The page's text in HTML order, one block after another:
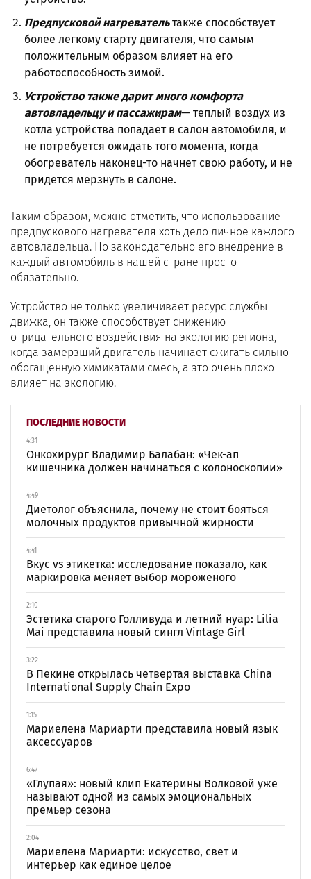
ПОСЛЕДНИЕ НОВОСТИ
4:31
Онкохирург Владимир Балабан: «Чек-ап
кишечника должен начинаться с колоноскопии»
4:49
Диетолог объяснила, почему не стоит бояться
молочных продуктов привычной жирности
4:41
Вкус vs этикетка: исследование показало, как
маркировка меняет выбор мороженого
2:10
Эстетика старого Голливуда и летний нуар: Lilia
Mai представила новый сингл Vintage Girl
3:22
В Пекине открылась четвертая выставка China
International Supply Chain Expo
1:15
Мариелена Мариарти представила новый язык
аксессуаров
6:47
«Глупая»: новый клип Екатерины Волковой уже
называют одной из самых эмоциональных
премьер сезона
2:04
Мариелена Мариарти: искусство, свет и
интерьер как единое целое
Предпусковой нагревательтакже способствует
более легкому старту двигателя, что самым
положительным образом влияет на его
работоспособность зимой.
Устройство также дарит много комфорта
автовладельцу и пассажирам— теплый воздух из
котла устройства попадает в салон автомобиля, и
не потребуется ожидать того момента, когда
обогреватель наконец-то начнет свою работу, и не
придется мерзнуть в салоне.
Таким образом, можно отметить, что использование
предпускового нагревателя хоть дело личное каждого
автовладельца. Но законодательно его внедрение в
каждый автомобиль в нашей стране просто
обязательно.
Устройство не только увеличивает ресурс службы
движка, он также способствует снижению
отрицательного воздействия на экологию региона,
когда замерзший двигатель начинает сжигать сильно
обогащенную химикатами смесь, а это очень плохо
влияет на экологию.